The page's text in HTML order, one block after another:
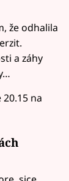
že odhalila
a záhy
na